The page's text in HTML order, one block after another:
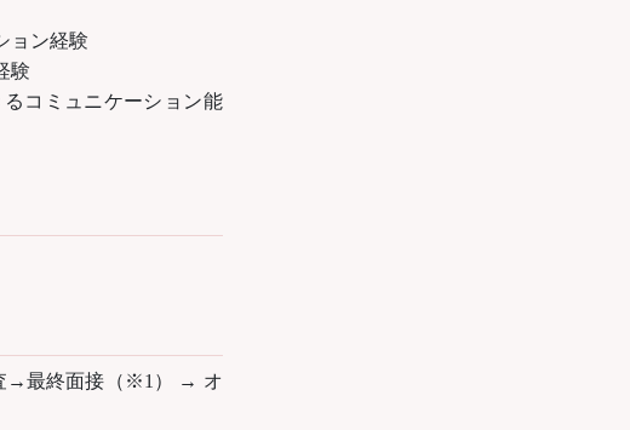
ョン経験
験
コミュニケーション能
→最終面接（※1） → オ